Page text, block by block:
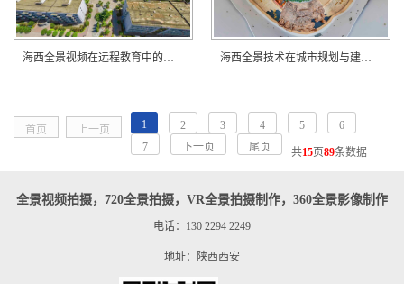
海西全景视频在远程教育中的创新实践？ 海西全景技术在城市规划与建设中的应用？
首页 上一页 1 2 3 4 5
6
7
下一页 尾页 共15页89条数据
全景视频拍摄，720全景拍摄，VR全景拍摄制作，360全景影像制作
电话：130 2294 2249
地址：陕西西安